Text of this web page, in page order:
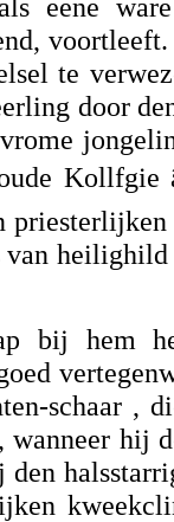
te
door
Kollfgie
van
bij hem
schaar ,
wanneer hij